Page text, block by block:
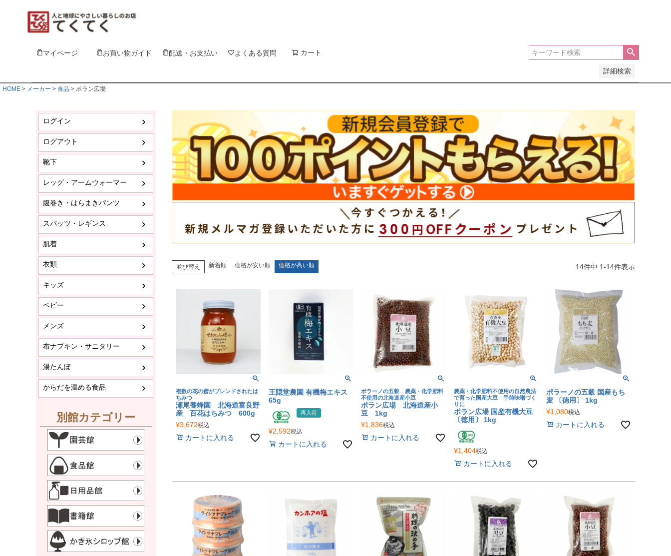
マイページ お買い物ガイド 配送・お支払い よくある質問 カート
詳細検索
HOME メーカー 食品 ポラン広場
ログイン
ログアウト
靴下
レッグ・アームウォーマー
腹巻き・はらまきパンツ
スパッツ・レギンス
肌着
衣類
キッズ
ベビー
メンズ
布ナプキン・サニタリー
湯たんぽ
からだを温める食品
別館カテゴリー
並び替え 新着順 価格が安い順 価格が高い順 14件中 1-14件表示
複数の花の蜜がブレンドされたは
ちみつ
瀬尾養蜂園 北海道富良野
産 百花はちみつ 600g
¥3,672税込
カートに入れる
王隠堂農園 有機梅エキス
65g
再入荷
¥2,592税込
カートに入れる
ポラーノの五穀 農薬・化学肥料
不使用の北海道産小豆
ポラン広場 北海道産小
豆 1kg
¥1,836税込
カートに入れる
農薬・化学肥料不使用の自然農法
で育った国産大豆 手前味噌づく
りに
ポラン広場 国産有機大豆
〔徳用〕 1kg
¥1,404税込
カートに入れる
ポラーノの五穀 国産もち
麦 〔徳用〕 1kg
¥1,080税込
カートに入れる